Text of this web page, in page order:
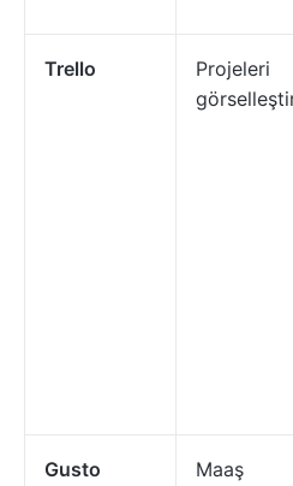
Trello
Projeleri
Gusto
Maaş